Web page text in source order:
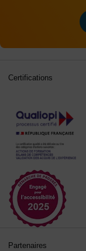
Certifications
Partenaires